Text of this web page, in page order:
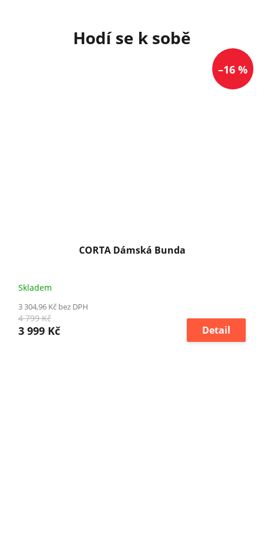
–16 %
CORTA Dámská Bunda
Skladem
3 304,96 Kč bez DPH
4 799 Kč
3 999 Kč Detail